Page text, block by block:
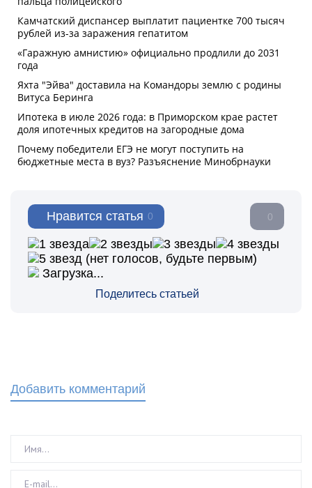
Нравится статья 0 0
Поделитесь статьей
(нет голосов, будьте первым)
Загрузка...
Добавить комментарий